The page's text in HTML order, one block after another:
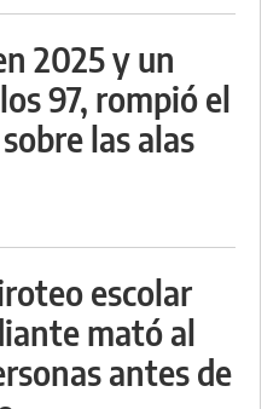
2025 y un
97, rompió el
las alas
escolar
mató al
antes de